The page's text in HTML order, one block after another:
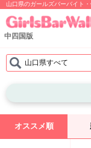
山口県のガールズバーバイト
中四国版
山口県すべて
オススメ順